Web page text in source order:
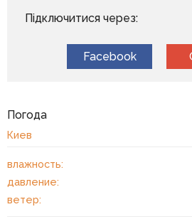
Підключитися через:
Facebook
Погода
Киев
влажность:
давление:
ветер: